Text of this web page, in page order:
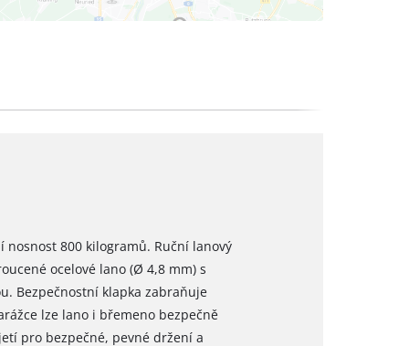
nosnost 800 kilogramů. Ruční lanový
ocelové lano (Ø 4,8 mm) s
Bezpečnostní klapka zabraňuje
lze lano i břemeno bezpečně
pro bezpečné, pevné držení a